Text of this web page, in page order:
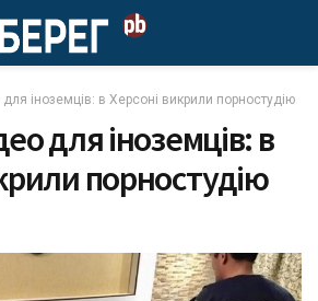
іноземців: в Херсоні викрили порностудію
для іноземців: в
порностудію